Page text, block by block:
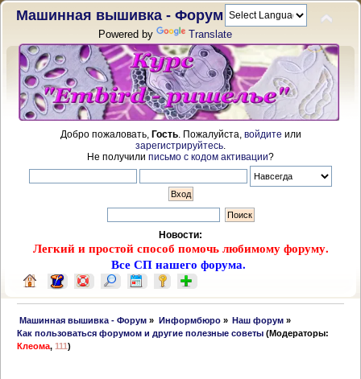
Машинная вышивка - Форум
Powered by Translate
Добро пожаловать, Гость. Пожалуйста, войдите или
зарегистрируйтесь
Не получили письмо с кодом активации?
Новости:
Легкий и простой способ помочь любимому форуму.
Все СП нашего форума.
Машинная вышивка - Форум » Информбюро» Наш форум »
Как пользоваться форумом и другие полезные советы (Модераторы:
Клеома,111)